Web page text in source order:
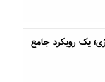
یک رویکرد جامع